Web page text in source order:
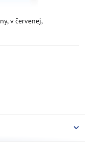
v červenej,